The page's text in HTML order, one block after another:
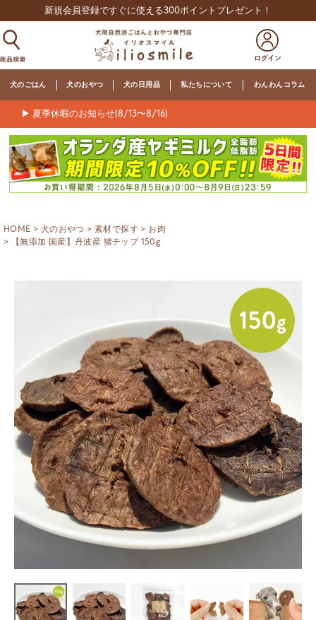
新規会員登録ですぐに使える300ポイントプレゼント！
犬のごはん 犬のおやつ 犬の日用品 私たちについて わんわんコラム
▶ 夏季休暇のお知らせ(8/13〜8/16)
HOME 犬のおやつ 素材で探す
お肉
【無添加 国産】丹波産 猪チップ 150g